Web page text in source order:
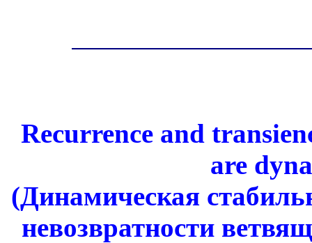
Recurrence and
are
(Динамическая
невозвратности